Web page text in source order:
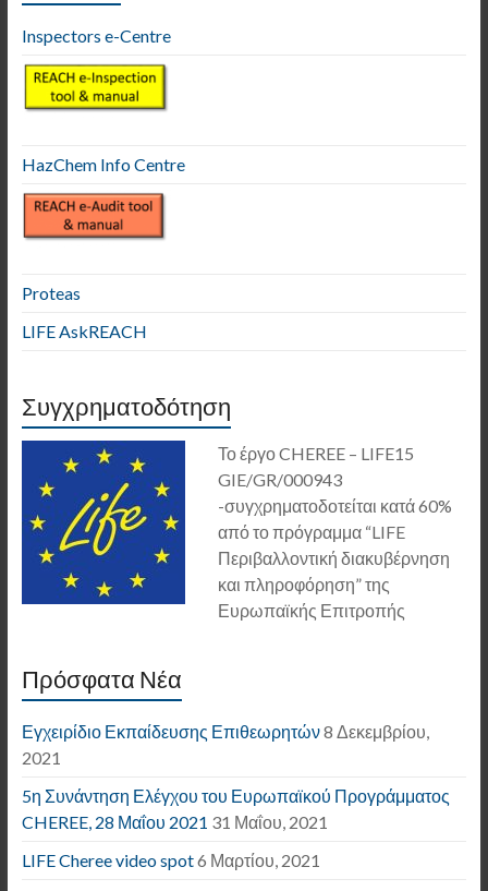
Inspectors e-Centre
HazChem Info Centre
Proteas
LIFE AskREACH
Συγχρηματοδότηση
Το έργο CHEREE – LIFE15
GIE/GR/000943
-συγχρηματοδοτείται κατά 60%
από το πρόγραμμα “LIFE
Περιβαλλοντική διακυβέρνηση
και πληροφόρηση” της
Ευρωπαϊκής Επιτροπής
Πρόσφατα Νέα
Εγχειρίδιο Εκπαίδευσης Επιθεωρητών8 Δεκεμβρίου,
2021
5η Συνάντηση Ελέγχου του Ευρωπαϊκού Προγράμματος
CHEREE, 28 Μαΐου 2021 31 Μαΐου, 2021
LIFE Cheree video spot6 Μαρτίου, 2021